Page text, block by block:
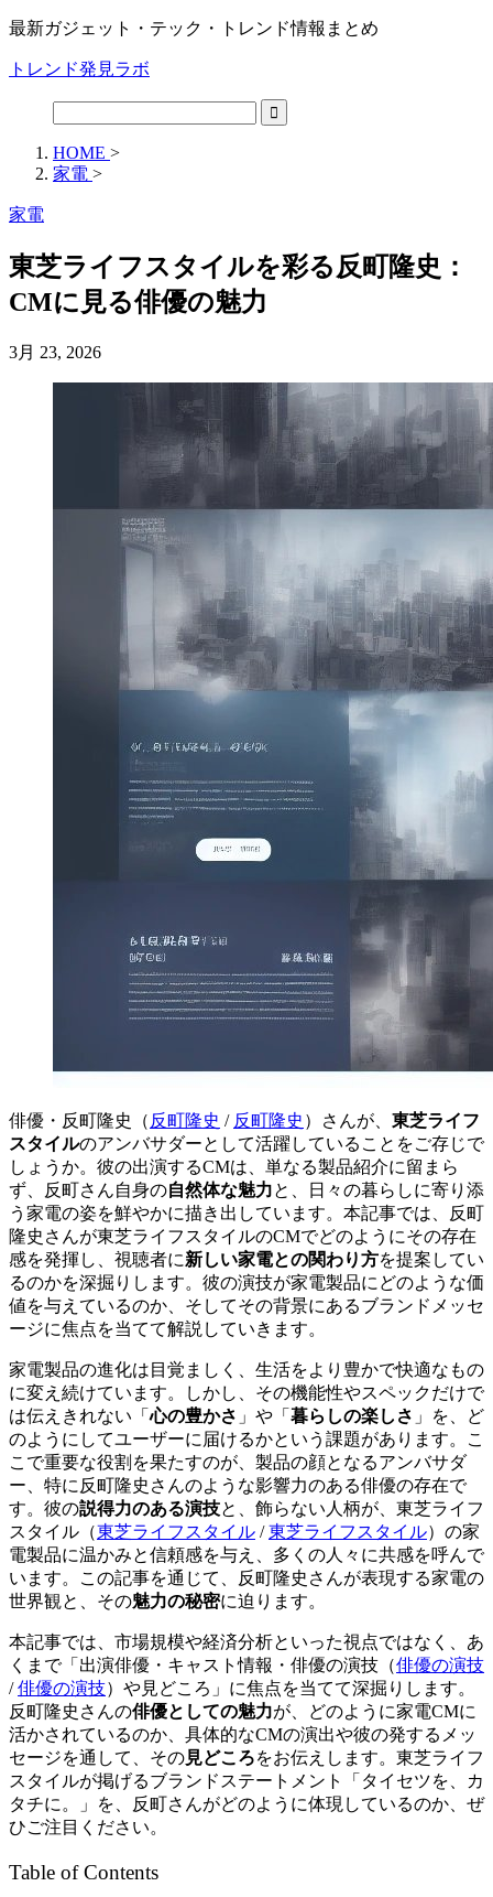
最新ガジェット・テック・トレンド情報まとめ
トレンド発見ラボ
HOME >
家電 >
家電
東芝ライフスタイルを彩る反町隆史：
CMに見る俳優の魅力
3月 23, 2026
俳優・ 反町隆史（ 反町隆史 / 反町隆史 ） さんが、 東芝ライフ
スタイルのアンバサダーとして活躍していることをご存じで
しょうか。彼の出演するCMは、単なる製品紹介に留まら
ず、反町さん自身の自然体な魅力と、日々の暮らしに寄り添
う家電の姿を鮮やかに描き出しています。本記事では、反町
隆史さんが東芝ライフスタイルのCMでどのようにその存在
感を発揮し、視聴者に新しい家電との関わり方を提案してい
るのかを深掘りします。彼の演技が家電製品にどのような価
値を与えているのか、そしてその背景にあるブランドメッセ
ージに焦点を当てて解説していきます。
家電製品の進化は目覚ましく、生活をより豊かで快適なもの
に変え続けています。しかし、その機能性やスペックだけで
は伝えきれない「心の豊かさ 」や「 暮らしの楽しさ 」を、ど
のようにしてユーザーに届けるかという課題があります。こ
こで重要な役割を果たすのが、製品の顔となるアンバサダ
ー、特に反町隆史さんのような影響力のある俳優の存在で
す。彼の説得力のある演技と、飾らない人柄が、 東芝ライフ
スタイル（東芝ライフスタイル /東芝ライフスタイル） の家
電製品に温かみと信頼感を与え、多くの人々に共感を呼んで
います。この記事を通じて、反町隆史さんが表現する家電の
世界観と、その魅力の秘密に迫ります。
本記事では、市場規模や経済分析といった視点ではなく、あ
くまで「出演俳優・キャスト情報・ 俳優の演技（俳優の演技
/俳優の演技） や見どころ」に焦点を当てて深掘りします。
反町隆史さんの俳優としての魅力が、どのように家電CMに
活かされているのか、具体的なCMの演出や彼の発するメッ
セージを通して、その見どころをお伝えします。東芝ライフ
スタイルが掲げるブランドステートメント「タイセツを、カ
タチに。」を、反町さんがどのように体現しているのか、ぜ
ひご注目ください。
Table of Contents